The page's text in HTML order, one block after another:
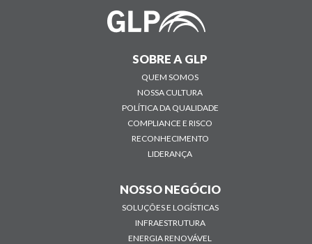
SOBRE A GLP
QUEM SOMOS
NOSSA CULTURA
POLÍTICA DA QUALIDADE
COMPLIANCE E RISCO
RECONHECIMENTO
LIDERANÇA
NOSSO NEGÓCIO
SOLUÇÕES E LOGÍSTICAS
INFRAESTRUTURA
ENERGIA RENOVÁVEL